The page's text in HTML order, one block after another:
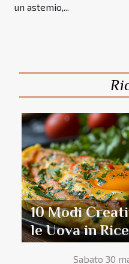
un astemio,...
10 Modi
le Uova in
Sabato 30